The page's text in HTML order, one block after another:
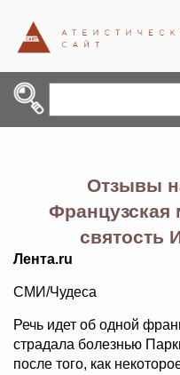
Отзывы
Французская
святость
Лента.ru
СМИ/Чудеса
Речь идет об одной
страдала болезнью
после того, как